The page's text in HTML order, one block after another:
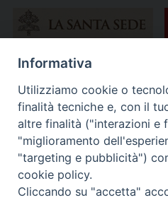
Informativa
Utilizziamo cookie o
finalità tecniche e, con il
altre finalità ("interazioni e
"miglioramento
"targeting e pubblicità")
cookie policy.
Cliccando su "accetta"